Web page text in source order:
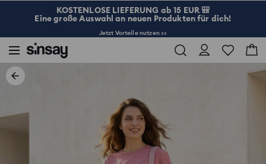
KOSTENLOSE LIEFERUNG ab 15 EUR 🎒
Eine große Auswahl an neuen Produkten für dich!
Jetzt Vorteile nutzen >>